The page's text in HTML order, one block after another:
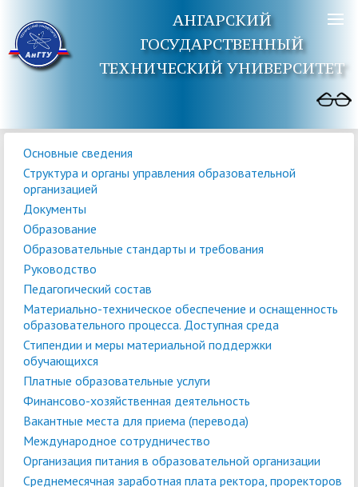
АНГАРСКИЙ
ГОСУДАРСТВЕННЫЙ
ТЕХНИЧЕСКИЙ УНИВЕРСИТЕТ
Основные сведения
Структура и органы управления образовательной
организацией
Документы
Образование
Образовательные стандарты и требования
Руководство
Педагогический состав
Материально-техническое обеспечение и оснащенность
образовательного процесса. Доступная среда
Стипендии и меры материальной поддержки
обучающихся
Платные образовательные услуги
Финансово-хозяйственная деятельность
Вакантные места для приема (перевода)
Международное сотрудничество
Организация питания в образовательной организации
Среднемесячная заработная плата ректора, проректоров